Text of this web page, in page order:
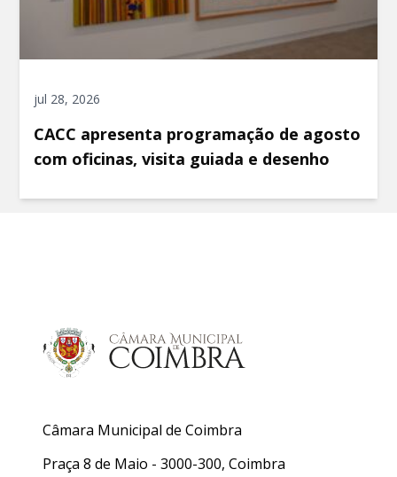
jul 28, 2026
CACC apresenta programação de agosto
com oficinas, visita guiada e desenho
Câmara Municipal de Coimbra
Praça 8 de Maio - 3000-300, Coimbra